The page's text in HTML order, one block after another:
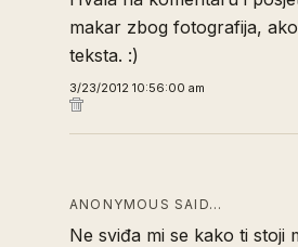
makar zbog fotografija,
teksta. :)
3/23/2012 10:56:00 am
ANONYMOUS SAID…
Ne sviđa mi se kako ti stoji